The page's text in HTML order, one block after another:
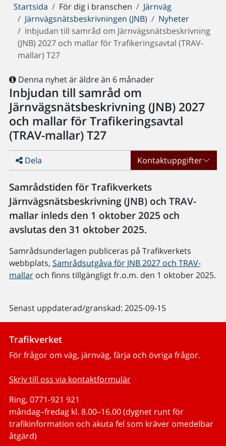
Du
är
här:
Startsida För dig i branschen
Järnväg
Järnvägsnätsbeskrivningen (JNB)
Nyheter
Inbjudan till samråd om Järnvägsnätsbeskrivning
(JNB) 2027 och mallar för Trafikeringsavtal (TRAV-
mallar) T27
Denna nyhet är äldre än 6 månader
Inbjudan till samråd om
Järnvägsnätsbeskrivning (JNB) 2027
och mallar för Trafikeringsavtal
(TRAV-mallar) T27
Dela Kontaktuppgifter
Samrådstiden för Trafikverkets
Järnvägsnätsbeskrivning (JNB) och TRAV-
mallar inleds den 1 oktober 2025 och
avslutas den 31 oktober 2025.
Samrådsunderlagen publiceras på Trafikverkets
webbplats, Samrådsutgåva för JNB 2027 och TRAV-
mallaroch finns tillgängligt fr.o.m. den 1 oktober 2025.
Senast uppdaterad/granskad: 2025-09-15
Trafikverket
För frågor om väg, järnväg, färja och övriga frågor.
Skriv till oss via kontaktformulär
Ring, 0771-921 921
måndag–fredag kl. 8.00–16.00 (dygnet runt för
trafikinformation och akuta fel som kräver omedelbar
åtgärd)